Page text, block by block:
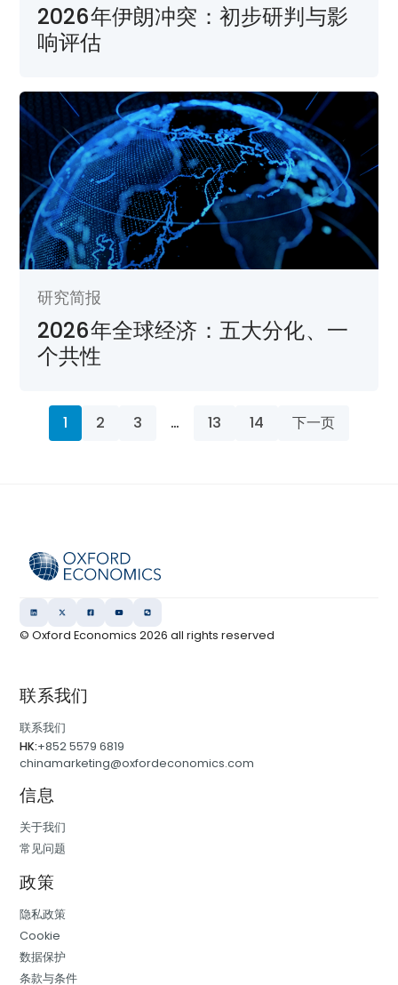
2026年伊朗冲突：初步研判与影
响评估
研究简报
2026年全球经济：五大分化、一
个共性
1 2 3 … 13 14 下一页
© Oxford Economics2026 all rights reserved
联系我们
联系我们
HK:+852 5579 6819
chinamarketing@oxfordeconomics.com
信息
关于我们
常见问题
政策
隐私政策
Cookie
数据保护
条款与条件